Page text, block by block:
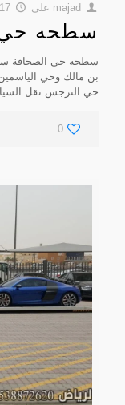
majad على 08
سطحه حي
سطحه حي الصحافة
بن مالك وحي
حي النرجس نقل
0